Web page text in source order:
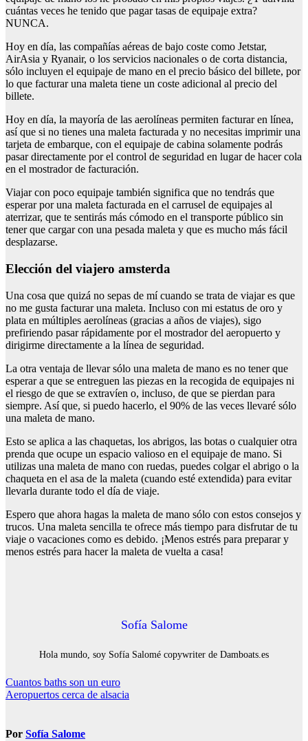
cuántas veces he tenido que pagar tasas de equipaje extra?
NUNCA.
Hoy en día, las compañías aéreas de bajo coste como Jetstar,
AirAsia y Ryanair, o los servicios nacionales o de corta distancia,
sólo incluyen el equipaje de mano en el precio básico del billete, por
lo que facturar una maleta tiene un coste adicional al precio del
billete.
Hoy en día, la mayoría de las aerolíneas permiten facturar en línea,
así que si no tienes una maleta facturada y no necesitas imprimir una
tarjeta de embarque, con el equipaje de cabina solamente podrás
pasar directamente por el control de seguridad en lugar de hacer cola
en el mostrador de facturación.
Viajar con poco equipaje también significa que no tendrás que
esperar por una maleta facturada en el carrusel de equipajes al
aterrizar, que te sentirás más cómodo en el transporte público sin
tener que cargar con una pesada maleta y que es mucho más fácil
desplazarse.
Elección del viajero amsterda
Una cosa que quizá no sepas de mí cuando se trata de viajar es que
no me gusta facturar una maleta. Incluso con mi estatus de oro y
plata en múltiples aerolíneas (gracias a años de viajes), sigo
prefiriendo pasar rápidamente por el mostrador del aeropuerto y
dirigirme directamente a la línea de seguridad.
La otra ventaja de llevar sólo una maleta de mano es no tener que
esperar a que se entreguen las piezas en la recogida de equipajes ni
el riesgo de que se extravíen o, incluso, de que se pierdan para
siempre. Así que, si puedo hacerlo, el 90% de las veces llevaré sólo
una maleta de mano.
Esto se aplica a las chaquetas, los abrigos, las botas o cualquier otra
prenda que ocupe un espacio valioso en el equipaje de mano. Si
utilizas una maleta de mano con ruedas, puedes colgar el abrigo o la
chaqueta en el asa de la maleta (cuando esté extendida) para evitar
llevarla durante todo el día de viaje.
Espero que ahora hagas la maleta de mano sólo con estos consejos y
trucos. Una maleta sencilla te ofrece más tiempo para disfrutar de tu
viaje o vacaciones como es debido. ¡Menos estrés para preparar y
menos estrés para hacer la maleta de vuelta a casa!
Sofía Salome
Hola mundo, soy Sofía Salomé copywriter de Damboats.es
Navegación
de
Cuantos baths son un euro
Aeropuertos cerca de alsacia
Por Sofía Salome